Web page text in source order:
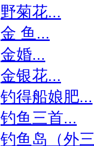
野菊花...
金 鱼...
金婚...
金银花...
钓得船娘肥...
钓鱼三首...
钓鱼岛（外